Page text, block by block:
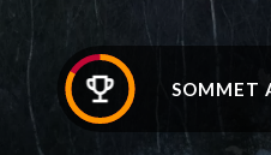
SOMMET